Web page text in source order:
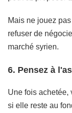
Mais ne jouez
refuser de
marché syrien.
6. Pensez à
Une fois achetée,
si elle reste au